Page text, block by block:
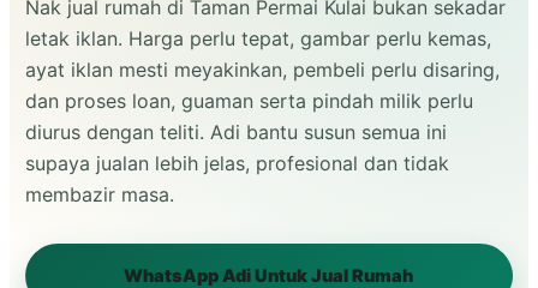
Nak jual rumah di Taman Permai Kulai bukan sekadar
letak iklan. Harga perlu tepat, gambar perlu kemas,
ayat iklan mesti meyakinkan, pembeli perlu disaring,
dan proses loan, guaman serta pindah milik perlu
diurus dengan teliti. Adi bantu susun semua ini
supaya jualan lebih jelas, profesional dan tidak
membazir masa.
WhatsApp Adi Untuk Jual Rumah